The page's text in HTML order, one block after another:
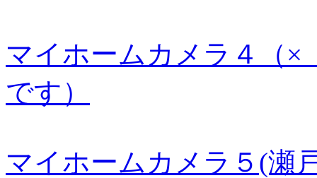
マイホームカメラ４
です）
マイホームカメラ５(瀬